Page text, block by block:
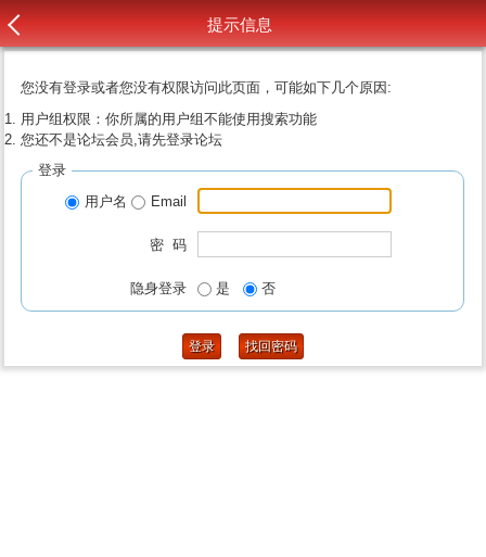
提示信息
您没有登录或者您没有权限访问此页面，可能如下几个原因:
用户组权限：你所属的用户组不能使用搜索功能
您还不是论坛会员,请先登录论坛
登录
用户名
Email
密 码
隐身登录 是 否